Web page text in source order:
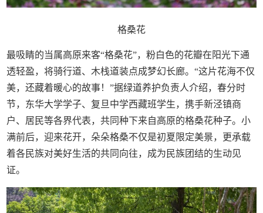
格桑花
最吸睛的当属高原来客“格桑花”，粉白色的花瓣在阳光下通
透轻盈，将骑行道、木栈道装点成梦幻长廊。“这片花海不仅
美，还藏着暖心的故事！”据绿道养护负责人介绍，春分时
节，东华大学学子、复旦中学西藏班学生，携手新泾镇商
户、居民等各界代表，共同种下来自高原的格桑花种子。小
满前后，迎来花开，朵朵格桑不仅是初夏限定美景，更承载
着各民族对美好生活的共同向往，成为民族团结的生动见
证。